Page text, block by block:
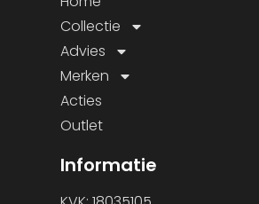
Collectie
Advies
Merken
Acties
Outlet
Informatie